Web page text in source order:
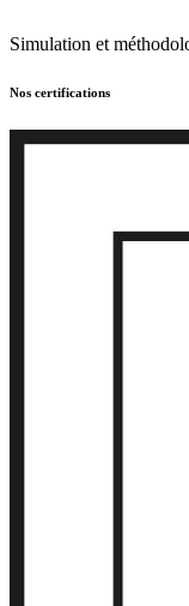
Simulation et
Nos certifications